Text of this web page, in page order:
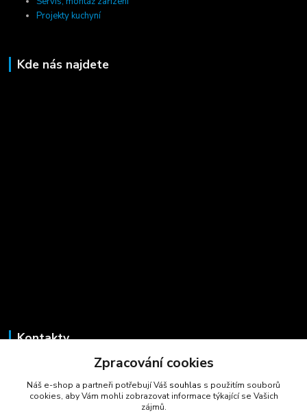
Projekty kuchyní
Kde nás najdete
Kontakty
+420 723 725 881
(Po-Pá, 8-16 hod.)
Zpracování cookies
Náš e-shop a partneři potřebují Váš souhlas s použitím souborů
cookies, aby Vám mohli zobrazovat informace týkající se Vašich
zájmů.